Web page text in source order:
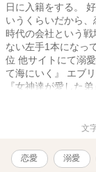
日に入籍をする。
いうくらいだから
時代の会社という
ない左手1本になっ
位 他サイトにて溺
て海にいく』 エブ
『女神達が愛した
最高66位 『女社長
にて恋愛ランキン
ｰｽﾞｶﾌｪさんにて恋
愛ランキング最高
さんにて恋愛トレ
文
恋愛 溺愛